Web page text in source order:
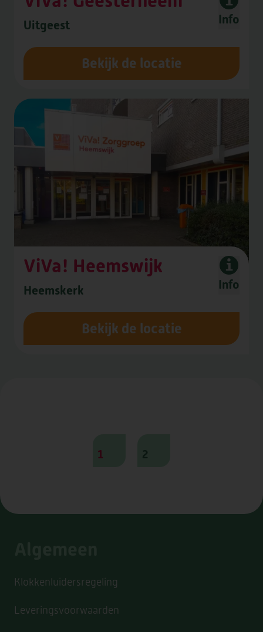
Uitgeest Info
Bekijk de locatie
ViVa! Heemswijk
Heemskerk Info
Bekijk de locatie
1 2
Klokkenluidersregeling
Leveringsvoorwaarden